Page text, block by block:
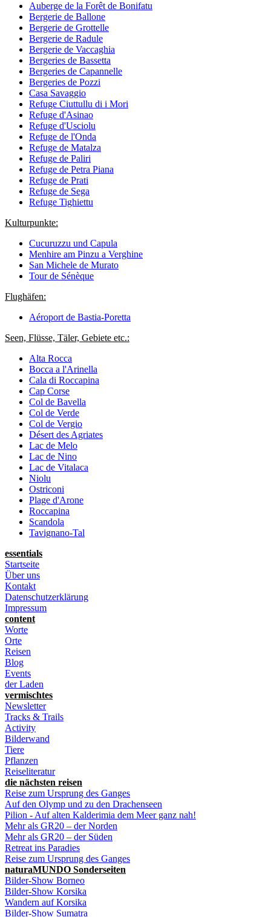
Auberge de la Forêt de Bonifatu
Bergerie de Ballone
Bergerie de Grottelle
Bergerie de Radule
Bergerie de Vaccaghia
Bergeries de Bassetta
Bergeries de Capannelle
Bergeries de Pozzi
Casa Savaggio
Refuge Ciuttullu di i Mori
Refuge d'Asinao
Refuge d'Usciolu
Refuge de l'Onda
Refuge de Matalza
Refuge de Paliri
Refuge de Petra Piana
Refuge de Prati
Refuge de Sega
Refuge Tighiettu
Kulturpunkte:
Cucuruzzu und Capula
Menhire am Pinzu a Verghine
San Michele de Murato
Tour de Sénèque
Flughäfen:
Aéroport de Bastia-Poretta
Seen, Flüsse, Täler, Gebiete etc.:
Alta Rocca
Bocca a l'Arinella
Cala di Roccapina
Cap Corse
Col de Bavella
Col de Verde
Col de Vergio
Désert des Agriates
Lac de Melo
Lac de Nino
Lac de Vitalaca
Niolu
Ostriconi
Plage d'Arone
Roccapina
Scandola
Tavignano-Tal
essentials
Startseite
Über uns
Kontakt
Datenschutzerklärung
Impressum
content
Worte
Orte
Reisen
Blog
Events
der Laden
vermischtes
Newsletter
Tracks & Trails
Activity
Bilderwand
Tiere
Pflanzen
Reiseliteratur
die nächsten reisen
Reise zum Ursprung des Ganges
Auf den Olymp und zu den Drachenseen
Pilion - Auf alten Kalderimia dem Meer ganz nah!
Mehr als GR20 – der Norden
Mehr als GR20 – der Süden
Retreat ins Paradies
Reise zum Ursprung des Ganges
naturaMUNDO Sonderseiten
Bilder-Show Borneo
Bilder-Show Korsika
Wandern auf Korsika
Bilder-Show Sumatra